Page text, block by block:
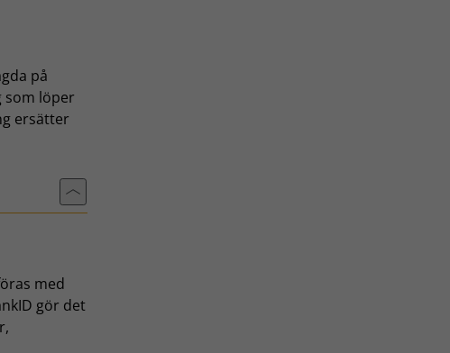
på
som löper
ersätter
Till toppen av sidan
med
gör det